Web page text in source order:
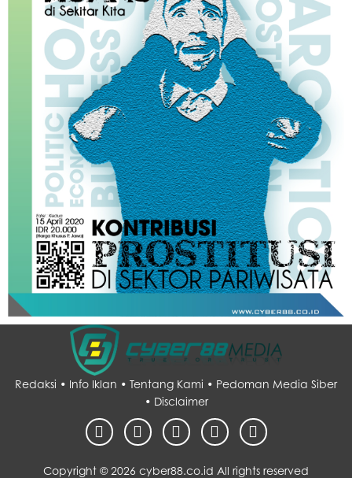
Redaksi • Info Iklan • Tentang Kami • Pedoman Media Siber
• Disclaimer
Copyright ©2026 cyber88.co.id All rights reserved